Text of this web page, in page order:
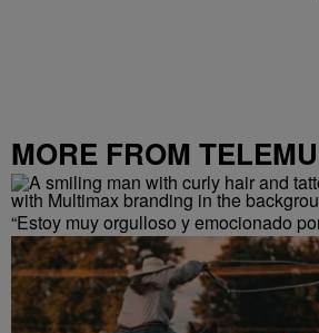
MORE FROM
“Estoy muy orgulloso y emocionado